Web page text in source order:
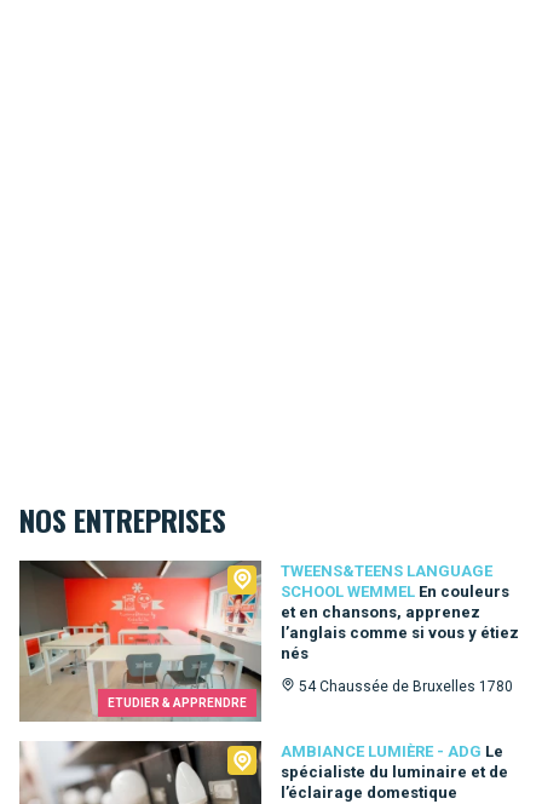
NOS ENTREPRISES
ETUDIER & APPRENDRE
TWEENS&TEENS LANGUAGE
SCHOOL WEMMEL En couleurs
et en chansons, apprenez
l’anglais comme si vous y étiez
nés
54 Chaussée de Bruxelles 1780
Tweens&Teens language school Wemmel
AMBIANCE LUMIÈRE - ADG Le
spécialiste du luminaire et de
l’éclairage domestique
Ambiance Lumière - ADG